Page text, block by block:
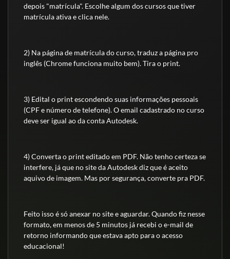
depois "matrícula". Escolhe algum dos cursos que tiver
matrícula ativa e clica nele.
2) Na página de matrícula do curso, traduz a página pro
inglês (Chrome funciona muito bem). Tira o print.
3) Edital o print escondendo suas informações pessoais
(CPF e número de telefone). O email cadastrado no curso
deve ser igual ao da conta Autodesk.
4) Converta o print editado em PDF. Não tenho certeza se
interfere, já que no site da Autodesk diz que é aceito
aquivo de imagem. Mas por segurança, converte pra PDF.
Feito isso é só anexar no site e aguardar. Quando fiz nesse
formato, em menos de 5 minutos já recebi o e-mail de
retorno informando que estava apto para o acesso
educacional!